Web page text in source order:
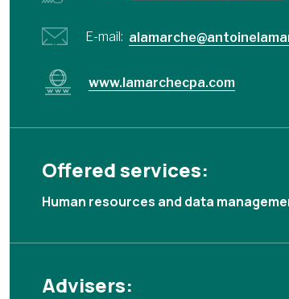
E-mail:
www.lamarchecpa.com
Offered services:
Human resources and data
Advisers: